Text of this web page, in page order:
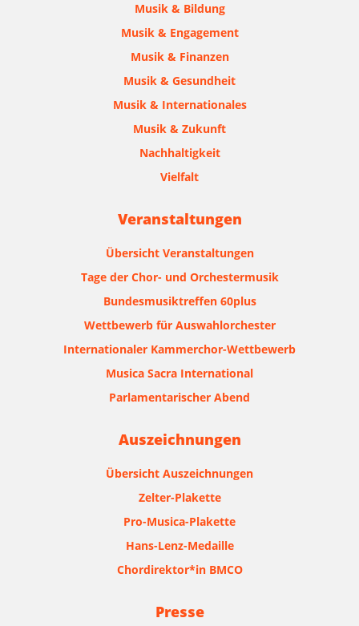
Musik & Bildung
Musik & Engagement
Musik & Finanzen
Musik & Gesundheit
Musik & Internationales
Musik & Zukunft
Nachhaltigkeit
Vielfalt
Veranstaltungen
Übersicht Veranstaltungen
Tage der Chor- und Orchestermusik
Bundesmusiktreffen 60plus
Wettbewerb für Auswahlorchester
Internationaler Kammerchor-Wettbewerb
Musica Sacra International
Parlamentarischer Abend
Auszeichnungen
Übersicht Auszeichnungen
Zelter-Plakette
Pro-Musica-Plakette
Hans-Lenz-Medaille
Chordirektor*in BMCO
Presse